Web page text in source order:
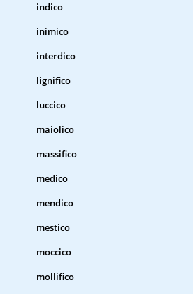
indico
inimico
interdico
lignifico
luccico
maiolico
massifico
medico
mendico
mestico
moccico
mollifico